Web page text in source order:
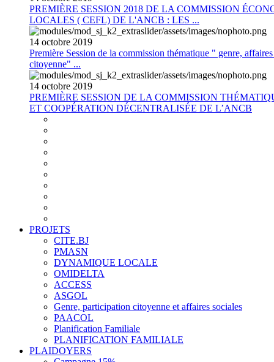
PREMIÈRE SESSION 2018 DE LA COMMISSION
LOCALES ( CEFL) DE L'ANCB : LES ...
14 octobre 2019
Première Session de la commission thématique " genre,
citoyenne" ...
14 octobre 2019
PREMIÈRE SESSION DE LA COMMISSION
ET COOPÉRATION DÉCENTRALISÉE DE L’ANCB
PROJETS
CITE.BJ
PMASN
DYNAMIQUE LOCALE
OMIDELTA
ACCESS
ASGOL
Genre, participation citoyenne et affaires sociales
PAACOL
Planification Familiale
PLANIFICATION FAMILIALE
PLAIDOYERS